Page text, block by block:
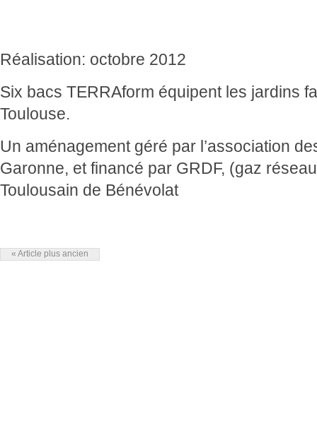
Réalisation: octobre 2012
Six bacs TERRAform équipent les jardins
Toulouse.
Un aménagement géré par l’association
Garonne, et financé par GRDF, (gaz
Toulousain de Bénévolat
« Article plus ancien